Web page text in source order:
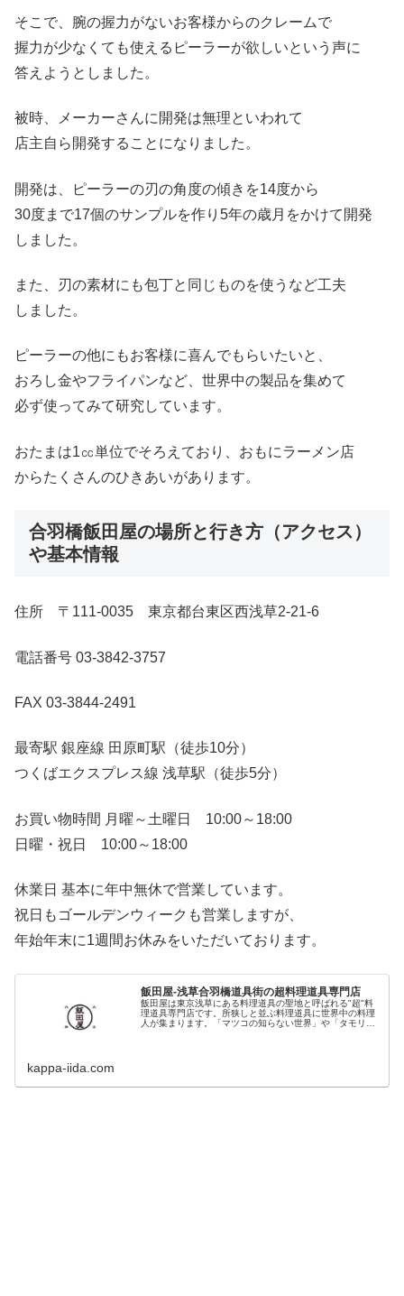
そこで、腕の握力がないお客様からのクレームで
握力が少なくても使えるピーラーが欲しいという声に
答えようとしました。
被時、メーカーさんに開発は無理といわれて
店主自ら開発することになりました。
開発は、ピーラーの刃の角度の傾きを14度から
30度まで17個のサンプルを作り5年の歳月をかけて開発
しました。
また、刃の素材にも包丁と同じものを使うなど工夫
しました。
ピーラーの他にもお客様に喜んでもらいたいと、
おろし金やフライパンなど、世界中の製品を集めて
必ず使ってみて研究しています。
おたまは1㏄単位でそろえており、おもにラーメン店
からたくさんのひきあいがあります。
合羽橋飯田屋の場所と行き方（アクセス）
や基本情報
住所 〒111-0035 東京都台東区西浅草2-21-6
電話番号 03-3842-3757
FAX 03-3844-2491
最寄駅 銀座線 田原町駅（徒歩10分）
つくばエクスプレス線 浅草駅（徒歩5分）
お買い物時間 月曜～土曜日 10:00～18:00
日曜・祝日 10:00～18:00
休業日 基本に年中無休で営業しています。
祝日もゴールデンウィークも営業しますが、
年始年末に1週間お休みをいただいております。
飯田屋-浅草合羽橋道具街の超料理道具専門店
飯田屋は東京浅草にある料理道具の聖地と呼ばれる"超"料
理道具専門店です。所狭しと並ぶ料理道具に世界中の料理
人が集まります。「マツコの知らない世界」や「タモリ倶
kappa-iida.com